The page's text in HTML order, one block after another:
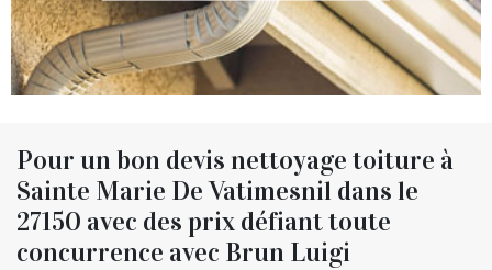
Pour un bon devis nettoyage toiture à
Sainte Marie De Vatimesnil dans le
27150 avec des prix défiant toute
concurrence avec Brun Luigi